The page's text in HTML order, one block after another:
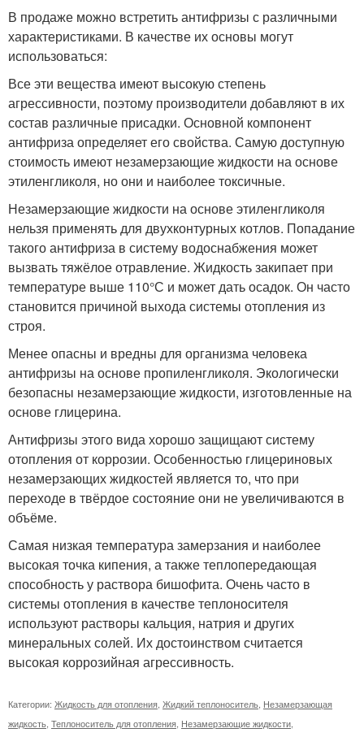
В продаже можно встретить антифризы с различными
характеристиками. В качестве их основы могут
использоваться:
Все эти вещества имеют высокую степень
агрессивности, поэтому производители добавляют в их
состав различные присадки. Основной компонент
антифриза определяет его свойства. Самую доступную
стоимость имеют незамерзающие жидкости на основе
этиленгликоля, но они и наиболее токсичные.
Незамерзающие жидкости на основе этиленгликоля
нельзя применять для двухконтурных котлов. Попадание
такого антифриза в систему водоснабжения может
вызвать тяжёлое отравление. Жидкость закипает при
температуре выше 110°С и может дать осадок. Он часто
становится причиной выхода системы отопления из
строя.
Менее опасны и вредны для организма человека
антифризы на основе пропиленгликоля. Экологически
безопасны незамерзающие жидкости, изготовленные на
основе глицерина.
Антифризы этого вида хорошо защищают систему
отопления от коррозии. Особенностью глицериновых
незамерзающих жидкостей является то, что при
переходе в твёрдое состояние они не увеличиваются в
объёме.
Самая низкая температура замерзания и наиболее
высокая точка кипения, а также теплопередающая
способность у раствора бишофита. Очень часто в
системы отопления в качестве теплоносителя
используют растворы кальция, натрия и других
минеральных солей. Их достоинством считается
высокая коррозийная агрессивность.
Категории: Жидкость для отопления Жидкий теплоноситель Незамерзающая
жидкость Теплоноситель для отопления Незамерзающие жидкости